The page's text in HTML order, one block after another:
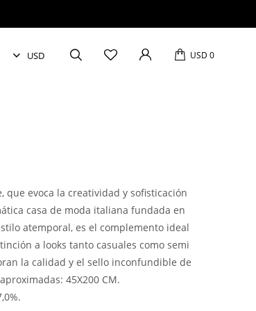
USD 0
que evoca la creatividad y sofisticación
casa de moda italiana fundada en
atemporal, es el complemento ideal
a looks tanto casuales como semi
la calidad y el sello inconfundible de
45X200 CM.